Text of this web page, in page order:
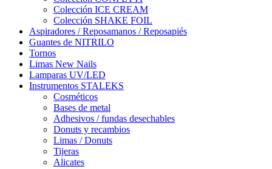
Colección ICE CREAM
Colección SHAKE FOIL
Aspiradores / Reposamanos / Reposapiés
Guantes de NITRILO
Tornos
Limas New Nails
Lamparas UV/LED
Instrumentos STALEKS
Cosméticos
Bases de metal
Adhesivos / fundas desechables
Donuts y recambios
Limas / Donuts
Tijeras
Alicates